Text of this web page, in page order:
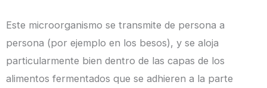
Este microorganismo se transmite de persona a
persona (por ejemplo en los besos), y se aloja
particularmente bien dentro de las capas de los
alimentos fermentados que se adhieren a la parte